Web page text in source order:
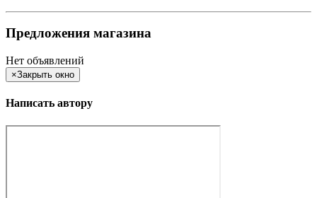
Предложения магазина
Нет объявлений
×Закрыть окно
Написать автору